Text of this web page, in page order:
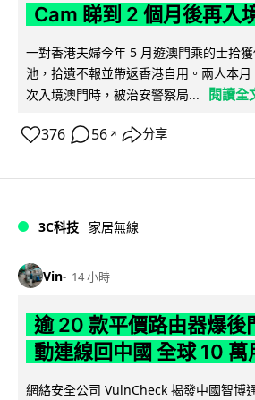
Cam 睇到 2 個月後再入
一對香港夫婦今年 5 月遊澳門乘的士拾
池，拾遺不報並帶返香港自用。兩人本
次入境澳門時，被治安警察局...
閱讀全
376 56 ↗ 分享
3C科技 家居無線
Vin 14 小時
逾 20 款平價路由器爆後
動連線回中國 全球 10
網絡安全公司 VulnCheck 揭發中國智博